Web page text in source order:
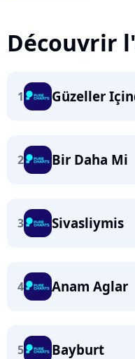
Découvrir
1 Güzeller
2 Bir Daha Mi
3 Sivasliymis
4 Anam Aglar
5 Bayburt